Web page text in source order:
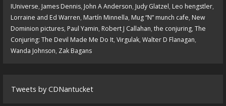
IUniverse, James Dennis, John A Anderson, Judy Glatzel, Leo hengstler,
Lorraine and Ed Warren, Martín Minnella, Mug “N” munch cafe, New
Dominion pictures, Paul Yamin, Robert J Callahan, the conjuring, The
Conjuring: The Devil Made Me Do It, Virgulak, Walter D Flanagan,
Wanda Johnson, Zak Bagans
Tweets by CDNantucket